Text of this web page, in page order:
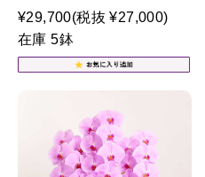
¥29,700(税抜 ¥27,000)
在庫 5鉢